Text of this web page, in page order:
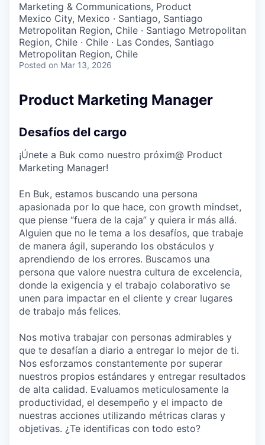
Marketing & Communications, Product
Mexico City, Mexico · Santiago, Santiago
Metropolitan Region, Chile · Santiago Metropolitan
Region, Chile · Chile · Las Condes, Santiago
Metropolitan Region, Chile
Posted on Mar 13, 2026
Product Marketing Manager
Desafíos del cargo
¡Únete a Buk como nuestro próxim@ Product
Marketing Manager!
En Buk, estamos buscando una persona
apasionada por lo que hace, con growth mindset,
que piense “fuera de la caja” y quiera ir más allá.
Alguien que no le tema a los desafíos, que trabaje
de manera ágil, superando los obstáculos y
aprendiendo de los errores. Buscamos una
persona que valore nuestra cultura de excelencia,
donde la exigencia y el trabajo colaborativo se
unen para impactar en el cliente y crear lugares
de trabajo más felices.
Nos motiva trabajar con personas admirables y
que te desafían a diario a entregar lo mejor de ti.
Nos esforzamos constantemente por superar
nuestros propios estándares y entregar resultados
de alta calidad. Evaluamos meticulosamente la
productividad, el desempeño y el impacto de
nuestras acciones utilizando métricas claras y
objetivas. ¿Te identificas con todo esto?